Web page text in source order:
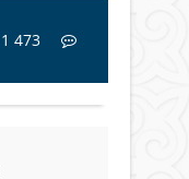
1 473